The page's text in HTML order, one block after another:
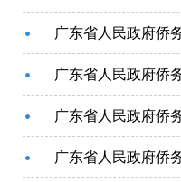
广东省人民政府侨
广东省人民政府侨
广东省人民政府侨
广东省人民政府侨